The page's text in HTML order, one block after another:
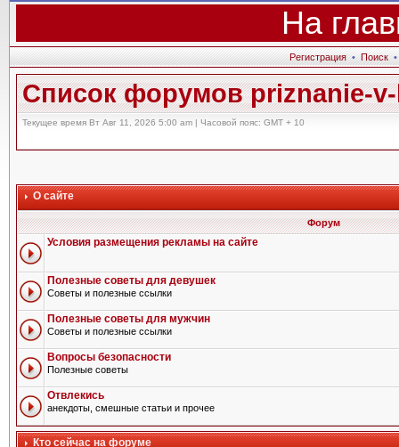
На
Регистрация • Поиск •
Список форумов priznanie-
Текущее время Вт Авг 11, 2026 5:00 am | Часовой пояс: GMT + 10
О сайте
Форум
Условия размещения рекламы на сайте
Полезные советы для девушек
Советы и полезные ссылки
Полезные советы для мужчин
Советы и полезные ссылки
Вопросы безопасности
Полезные советы
Отвлекись
анекдоты, смешные статьи и прочее
Кто сейчас на форуме